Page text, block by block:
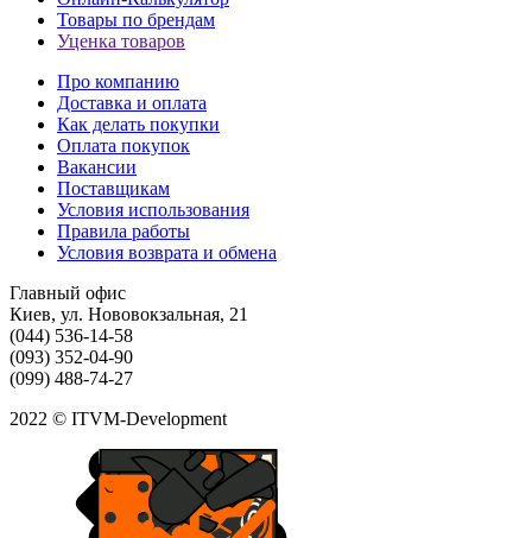
Товары по брендам
Уценка товаров
Про компанию
Доставка и оплата
Как делать покупки
Оплата покупок
Вакансии
Поставщикам
Условия использования
Правила работы
Условия возврата и обмена
Главный офис
Киев, ул. Нововокзальная, 21
(044) 536-14-58
(093) 352-04-90
(099) 488-74-27
2022 © ITVM-Development